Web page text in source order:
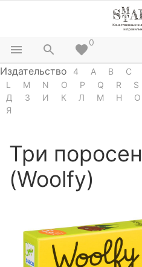
0
Издательство 4 A B C
L
M N O P Q R S
Д
З И К Л М Н О
Я
Три
(Woolfy)